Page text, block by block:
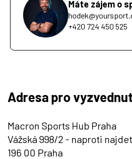
Máte zájem o
+420 724 450 525
Adresa pro
Macron Sports Hub Praha
Vážská 998/2 - naproti
196 00 Praha